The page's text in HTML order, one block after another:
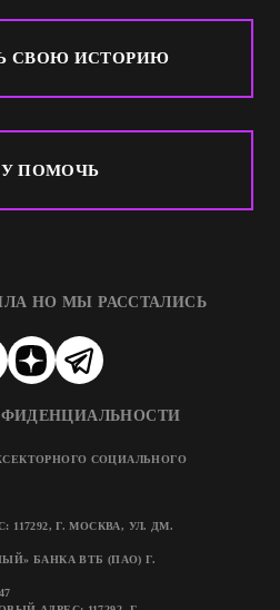
СВОЮ ИСТОРИЮ
ПОМОЧЬ
НО МЫ РАССТАЛИСЬ
СОЦИАЛЬНОГО
Г. МОСКВА, УЛ. ДМ.
БАНКА ВТБ (ПАО) Г.